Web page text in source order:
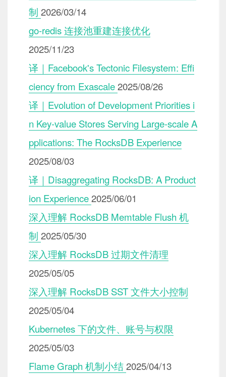
制 2026/03/14
go-redis 连接池重建连接优化
2025/11/23
译｜Facebook's Tectonic Filesystem: Effi
ciency from Exascale2025/08/26
译｜Evolution of Development Priorities i
n Key-value Stores Serving Large-scale A
pplications: The RocksDB Experience
2025/08/03
译｜Disaggregating RocksDB: A Product
ion Experience2025/06/01
深入理解 RocksDB Memtable Flush 机
制 2025/05/30
深入理解 RocksDB 过期文件清理
2025/05/05
深入理解 RocksDB SST 文件大小控制
2025/05/04
Kubernetes 下的文件、账号与权限
2025/05/03
Flame Graph 机制小结2025/04/13